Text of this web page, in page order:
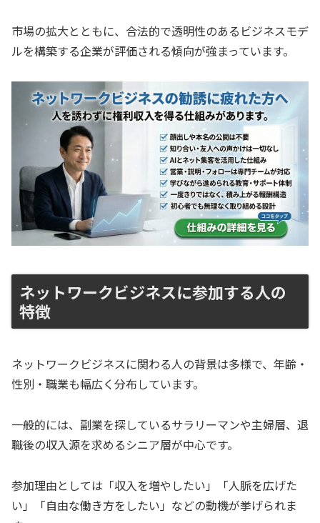
市場の拡大とともに、合法的で透明性のあるビジネスモデ
ルを構築する企業が評価される傾向が強まっています。
ネットワークビジネスに参加する人の
特徴
ネットワークビジネスに関わる人の背景は多様で、年齢・
性別・職業も幅広く分布しています。
一般的には、副業を探しているサラリーマンや主婦層、退
職後の収入源を求めるシニア層が中心です。
参加理由としては「収入を増やしたい」「人脈を広げた
い」「自由な働き方をしたい」などの動機が挙げられま